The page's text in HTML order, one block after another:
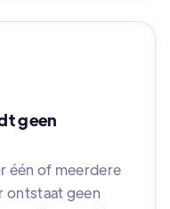
geen
één of meerdere
ontstaat geen